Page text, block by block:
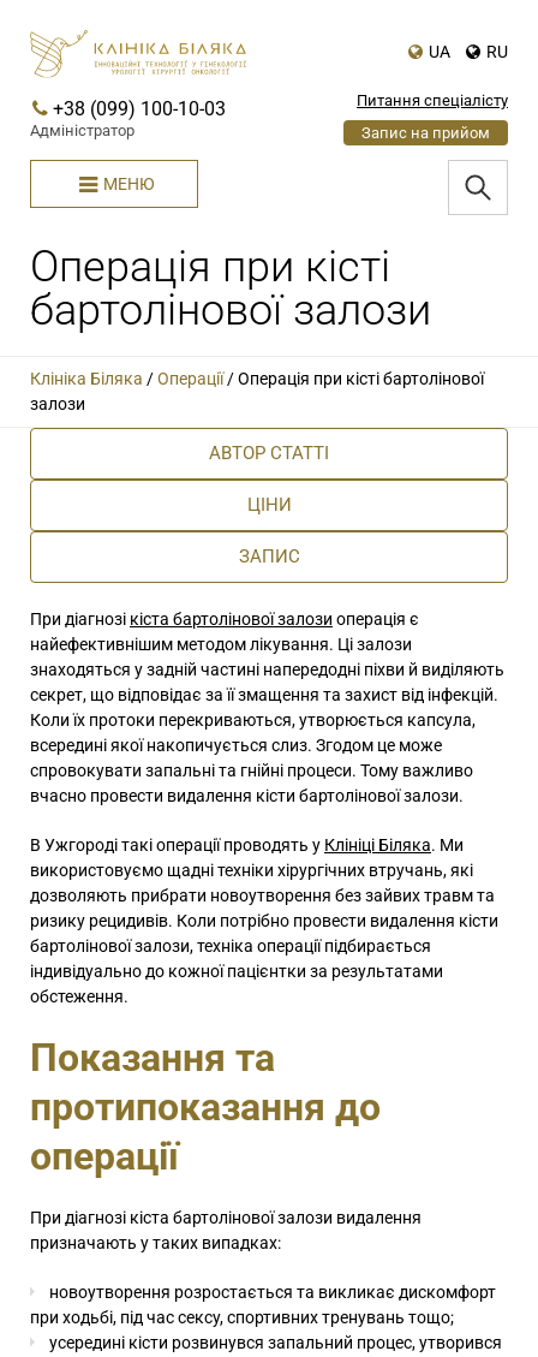
UA RU
+38 (099) 100-10-03
Адміністратор
Питання спеціалісту
Запис на прийом
МЕНЮ
Операція при кісті
бартолінової залози
Клініка Біляка /Операції/Операція при кісті бартолінової
залози
АВТОР СТАТТІ
ЦІНИ
ЗАПИС
При діагнозі кіста бартолінової залози операція є
найефективнішим методом лікування. Ці залози
знаходяться у задній частині напередодні піхви й виділяють
секрет, що відповідає за її змащення та захист від інфекцій.
Коли їх протоки перекриваються, утворюється капсула,
всередині якої накопичується слиз. Згодом це може
спровокувати запальні та гнійні процеси. Тому важливо
вчасно провести видалення кісти бартолінової залози.
В Ужгороді такі операції проводять у Клініці Біляка. Ми
використовуємо щадні техніки хірургічних втручань, які
дозволяють прибрати новоутворення без зайвих травм та
ризику рецидивів. Коли потрібно провести видалення кісти
бартолінової залози, техніка операції підбирається
індивідуально до кожної пацієнтки за результатами
обстеження.
Показання та
протипоказання до
операції
При діагнозі кіста бартолінової залози видалення
призначають у таких випадках:
новоутворення розростається та викликає дискомфорт
при ходьбі, під час сексу, спортивних тренувань тощо;
усередині кісти розвинувся запальний процес, утворився